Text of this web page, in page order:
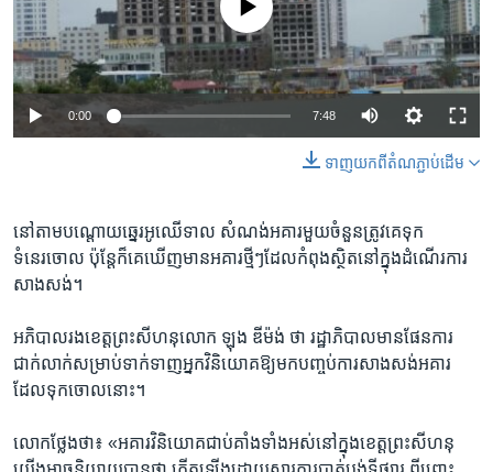
0:00 7:48
ទាញ​យក​ពី​តំណភ្ជាប់​ដើម
នៅ​តាម​បណ្តោយ​ឆ្នេរ​អូឈើទាល​ សំណង់​អគារ​មួយ​ចំនួន​ត្រូវគេ​ទុក​
ទំនេរចោល​ ប៉ុន្តែ​ក៏គេ​ឃើញ​មាន​អគារ​ថ្មីៗ​ដែល​កំពុង​ស្ថិត​នៅ​ក្នុង​ដំណើរការ​
សាងសង់។
អភិបាល​រង​ខេត្ត​ព្រះសីហនុ​លោក​ ឡុង ឌីម៉ង់​ ថា រដ្ឋាភិបាល​មាន​ផែនការ​
ជាក់​លាក់​សម្រាប់​ទាក់ទាញ​អ្នកវិនិយោគឱ្យមក​បញ្ចប់​ការ​សាងសង់​អគារ​
ដែល​ទុក​ចោល​នោះ។
លោក​ថ្លែងថា៖ «អគារ​វិនិយោគ​ជាប់​គាំង​ទាំង​អស់​នៅ​ក្នុង​ខេត្ត​ព្រះសីហនុ